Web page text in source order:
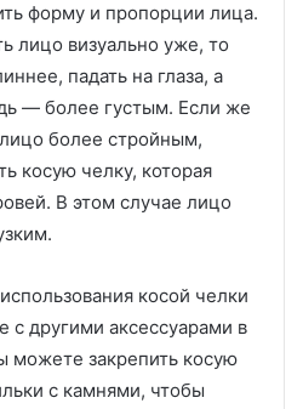
форму и пропорции лица.
лицо визуально уже, то
падать на глаза, а
— более густым. Если же
более стройным,
косую челку, которая
В этом случае лицо
косой челки
с другими аксессуарами в
можете закрепить косую
с камнями, чтобы